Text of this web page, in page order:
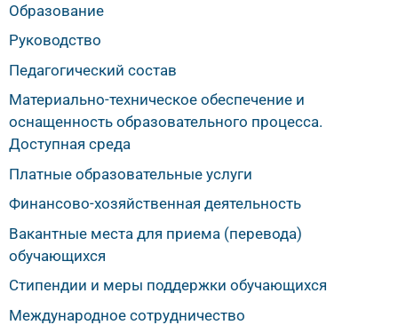
Образование
Руководство
Педагогический состав
Материально-техническое обеспечение и
оснащенность образовательного процесса.
Доступная среда
Платные образовательные услуги
Финансово-хозяйственная деятельность
Вакантные места для приема (перевода)
обучающихся
Стипендии и меры поддержки обучающихся
Международное сотрудничество